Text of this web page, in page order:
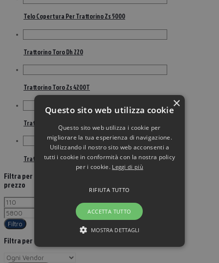
Telo Copertura Per Trattorino Zs 5000
Trattorino Toro Dh 220
Trattorino Toro Zs 4200T
Trattorino Toro Zs 5000 Con Motore Kawasaki Outlet
Trattorino Tosaerba Toro Sw 4200
Filtra per
prezzo
Filtro
Filtra per
×
Questo sito web utilizza cookie
Questo sito web utilizza i cookie per
migliorare la tua esperienza di navigazione.
Utilizzando il nostro sito web acconsenti a
tutti i cookie in conformità con la nostra policy
per i cookie. Leggi di più
ACCETTA TUTTO
RIFIUTA TUTTO
MOSTRA DETTAGLI